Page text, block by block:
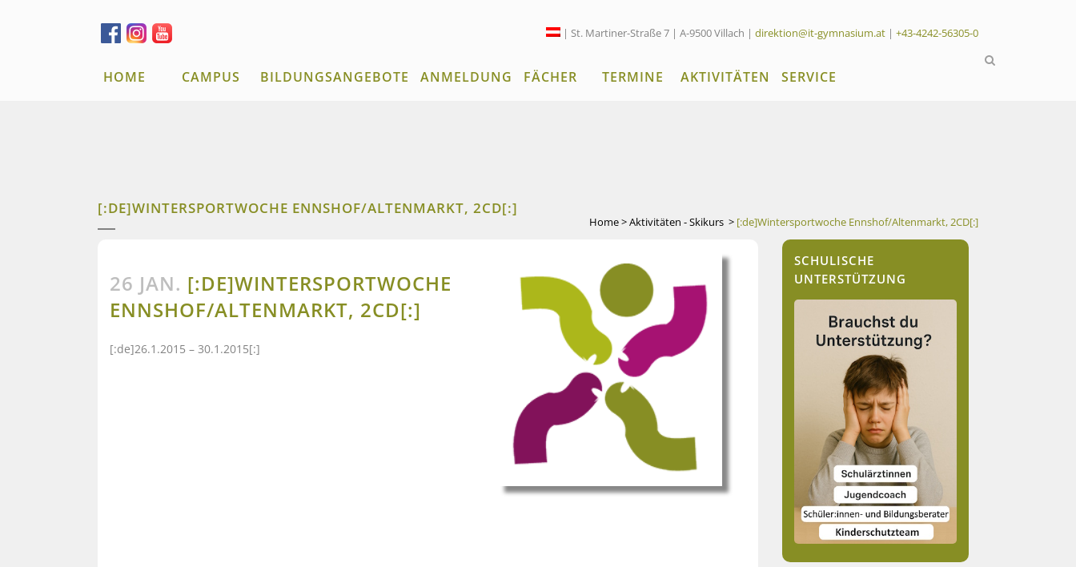
| St. Martiner-Straße 7 | A-9500 Villach | direktion@it-gymnasium.at | +43-4242-56305-0
HOME CAMPUS BILDUNGSANGEBOTE ANMELDUNG FÄCHER TERMINE AKTIVITÄTEN SERVICE
[:DE]WINTERSPORTWOCHE ENNSHOF/ALTENMARKT, 2CD[:]
Home>Aktivitäten - Skikurs > [:de]Wintersportwoche Ennshof/Altenmarkt, 2CD[:]
26 JAN. [:DE]WINTERSPORTWOCHE
ENNSHOF/ALTENMARKT, 2CD[:]
[:de]26.1.2015 – 30.1.2015[:]
SCHULISCHE
UNTERSTÜTZUNG